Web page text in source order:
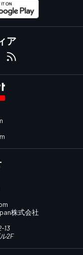
ア
株式会社
13
2F